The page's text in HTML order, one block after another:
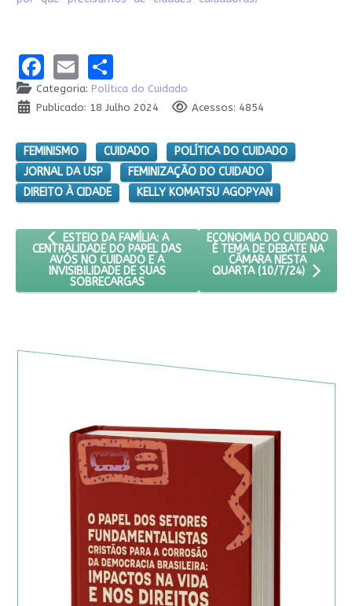
Facebook
EmailShare
Categoria: Política do Cuidado
Publicado: 18 Julho 2024
Acessos: 4854
FEMINISMO CUIDADO
POLÍTICA DO CUIDADO
JORNAL DA USP
FEMINIZAÇÃO DO CUIDADO
DIREITO À CIDADE
KELLY KOMATSU AGOPYAN
ARTIGO ANTERIOR: ESTEIO DA FAMÍLIA: A CENTRALIDADE
ESTEIO DA FAMÍLIA: A
CENTRALIDADE DO PAPEL DAS
AVÓS NO CUIDADO E A
INVISIBILIDADE DE SUAS
SOBRECARGAS
PRÓXIMO ARTIGO:
ECONOMIA DO CUIDADO
É TEMA DE DEBATE NA
CÂMARA NESTA
QUARTA (10/7/24)